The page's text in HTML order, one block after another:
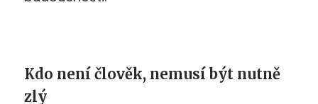
Kdo není člověk, nemusí být nutně
zlý